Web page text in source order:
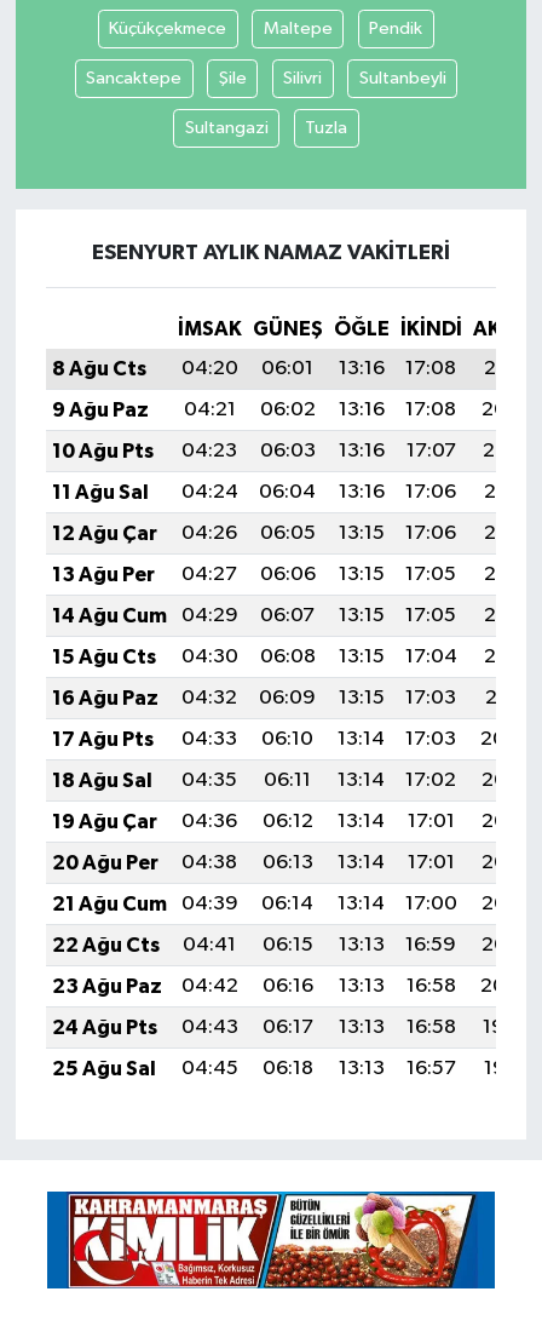
Küçükçekmece Maltepe Pendik
Sancaktepe Şile Silivri Sultanbeyli
Sultangazi Tuzla
ESENYURT AYLIK NAMAZ VAKITLERI
İMSAK GÜNEŞ ÖĞLE İKINDI
8 Ağu Cts
04:20 06:01 13:16 17:08
20:21
9 Ağu Paz
04:21 06:02 13:16 17:08
20:20
10 Ağu Pts
04:23 06:03 13:16 17:07
20:19
11 Ağu Sal
04:24 06:04 13:16 17:06
20:17
12 Ağu Çar
04:26 06:05 13:15 17:06
20:16
13 Ağu Per
04:27 06:06 13:15 17:05
20:15
14 Ağu Cum
04:29 06:07 13:15 17:05
20:13
15 Ağu Cts
04:30 06:08 13:15 17:04
20:12
16 Ağu Paz
04:32 06:09 13:15 17:03
20:11
17 Ağu Pts
04:33 06:10 13:14 17:03
20:09
18 Ağu Sal
04:35 06:11 13:14 17:02
20:08
19 Ağu Çar
04:36 06:12 13:14 17:01
20:06
20 Ağu Per
04:38 06:13 13:14 17:01
20:05
21 Ağu Cum
04:39 06:14 13:14 17:00
20:03
22 Ağu Cts
04:41 06:15 13:13 16:59
20:02
23 Ağu Paz
04:42 06:16 13:13 16:58
20:00
24 Ağu Pts
04:43 06:17 13:13 16:58
19:59
25 Ağu Sal
04:45 06:18 13:13 16:57 19:57